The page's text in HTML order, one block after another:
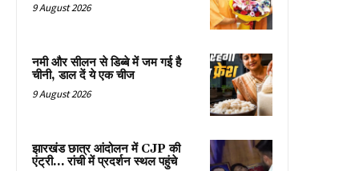
9 August 2026
नमी और सीलन से डिब्बे में जम गई है
चीनी, डाल दें ये एक चीज
9 August 2026
झारखंड छात्र आंदोलन में CJP की
एंट्री… रांची में प्रदर्शन स्थल पहुंचे